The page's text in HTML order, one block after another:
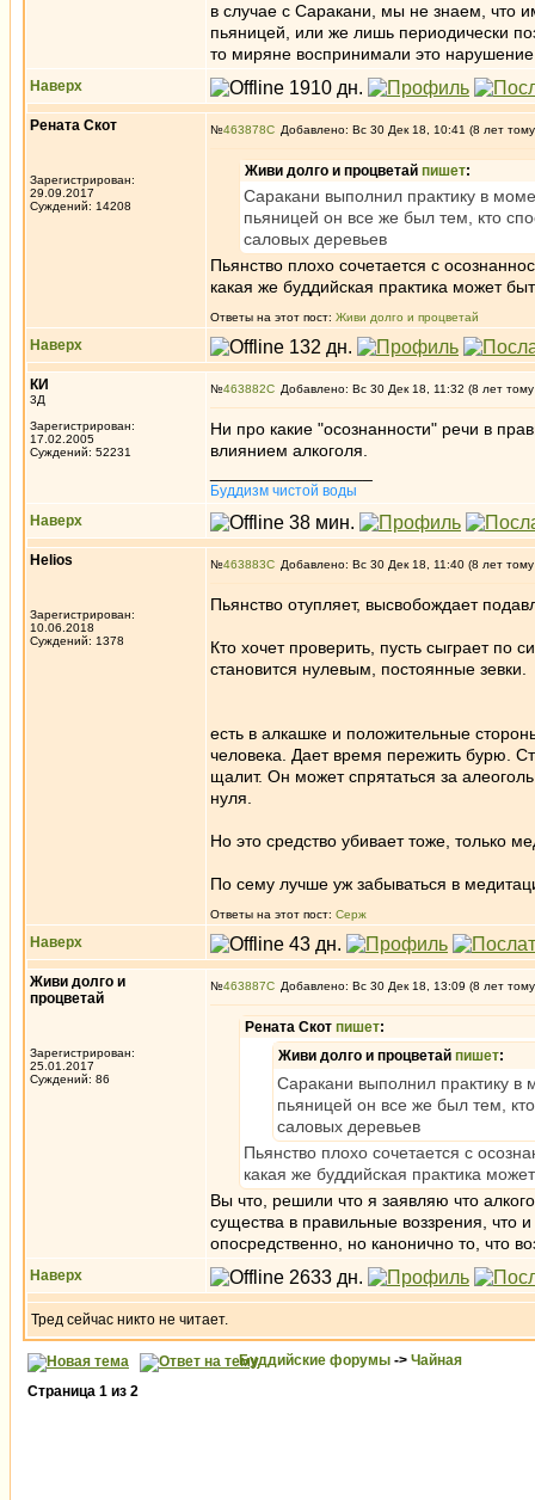
в случае с Саракани, мы не знаем, что
пьяницей, или же лишь периодически
то миряне воспринимали это
Наверх
Рената Скот
Зарегистрирован:
29.09.2017
Суждений: 14208
№463878 Добавлено: Вс 30 Дек 18, 10:41 (8 лет
Живи долго и процветай пишет:
Саракани выполнил практику в
пьяницей он все же был тем, кто
саловых деревьев
Пьянство плохо сочетается с
какая же буддийская практика может
Ответы на этот пост: Живи долго и процветай
Наверх
КИ
3Д
Зарегистрирован:
17.02.2005
Суждений: 52231
№463882 Добавлено: Вс 30 Дек 18, 11:32 (8 лет
Ни про какие "осознанности" речи в
влиянием алкоголя.
Буддизм чистой воды
Наверх
Helios
Зарегистрирован:
10.06.2018
Суждений: 1378
№463883 Добавлено: Вс 30 Дек 18, 11:40 (8 лет
Пьянство отупляет, высвобождает
Кто хочет проверить, пусть сыграет по
становится нулевым, постоянные зевки.
есть в алкашке и положительные
человека. Дает время пережить бурю.
щалит. Он может спрятаться за
нуля.
Но это средство убивает тоже, только
По сему лучше уж забываться в
Ответы на этот пост: Серж
Наверх
Живи долго и
процветай
Зарегистрирован:
25.01.2017
Суждений: 86
№463887 Добавлено: Вс 30 Дек 18, 13:09 (8 лет
Рената Скот пишет:
Живи долго и процветай пишет:
Саракани выполнил практику в
пьяницей он все же был тем,
саловых деревьев
Пьянство плохо сочетается с
какая же буддийская практика
Вы что, решили что я заявляю что
существа в правильные воззрения, что
опосредственно, но канонично то, что
Наверх
Тред сейчас никто не читает.
Буддийские форумы -> Чайная
Страница 1 из 2